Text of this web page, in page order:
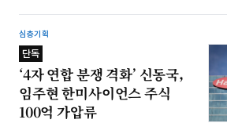
심층기획
단독
‘4자 연합 분쟁 격화’ 신동국,
임주현 한미사이언스 주식
100억 가압류